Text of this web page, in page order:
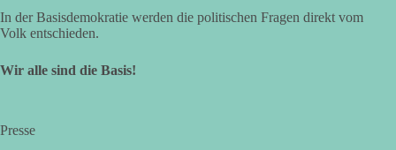
dauerhafte Bindungen. Kooperation in Sachfragen bedeutet
dagegen: Ein Vorschlag wird einzeln geprüft.
🟩🟩🟦🟦🟥🟥🟧🟧
In der Basisdemokratie werden die politischen Fragen direkt vom
Volk entschieden.
Wir alle sind die Basis!
Presse